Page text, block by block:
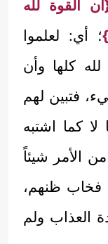
القوة لله
؛ أي: لعلموا
كلها وأن
فتبين لهم
كما اشتبه
الأمر شيئاً
فخاب ظنهم،
العذاب ولم